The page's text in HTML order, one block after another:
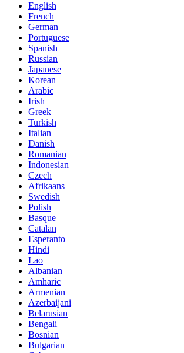
English
French
German
Portuguese
Spanish
Russian
Japanese
Korean
Arabic
Irish
Greek
Turkish
Italian
Danish
Romanian
Indonesian
Czech
Afrikaans
Swedish
Polish
Basque
Catalan
Esperanto
Hindi
Lao
Albanian
Amharic
Armenian
Azerbaijani
Belarusian
Bengali
Bosnian
Bulgarian